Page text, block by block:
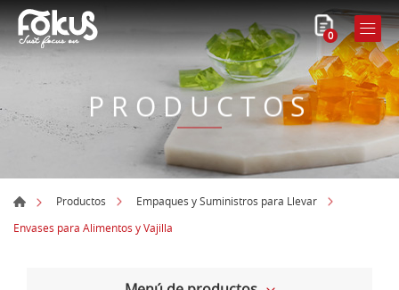
0
PRODUCTOS
Productos
Empaques y Suministros para Llevar
Envases para Alimentos y Vajilla